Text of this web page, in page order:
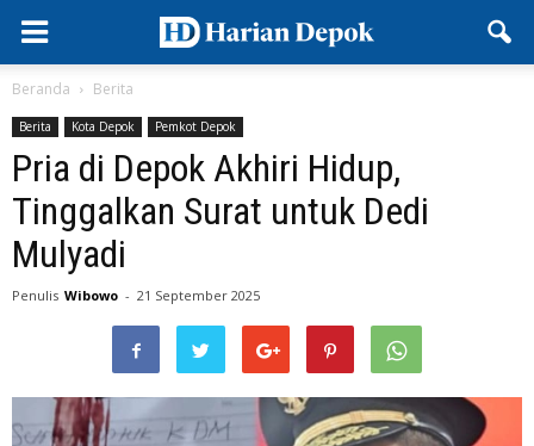
Beranda Berita
Berita Kota Depok Pemkot Depok
Pria di Depok Akhiri Hidup,
Tinggalkan Surat untuk Dedi
Mulyadi
Penulis Wibowo - 21 September 2025